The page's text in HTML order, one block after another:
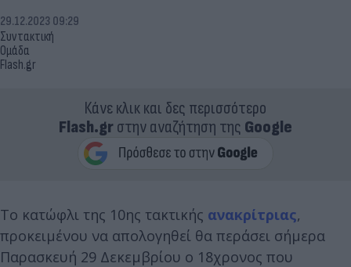
Συντακτική
Ομάδα
Flash.gr
29.12.2023 09:29
Κάνε κλικ και δες περισσότερο
Flash.grστην αναζήτηση της Google
Το κατώφλι της 10ης τακτικής ανακρίτριας,
προκειμένου να απολογηθεί θα περάσει σήμερα
Παρασκευή 29 Δεκεμβρίου ο 18χρονος που